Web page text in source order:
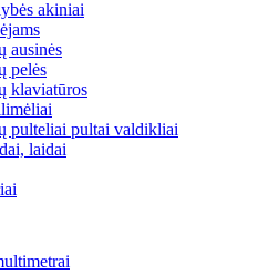
akiniai
ausinės
pelės
klaviatūros
pulteliai pultai valdikliai
laidai